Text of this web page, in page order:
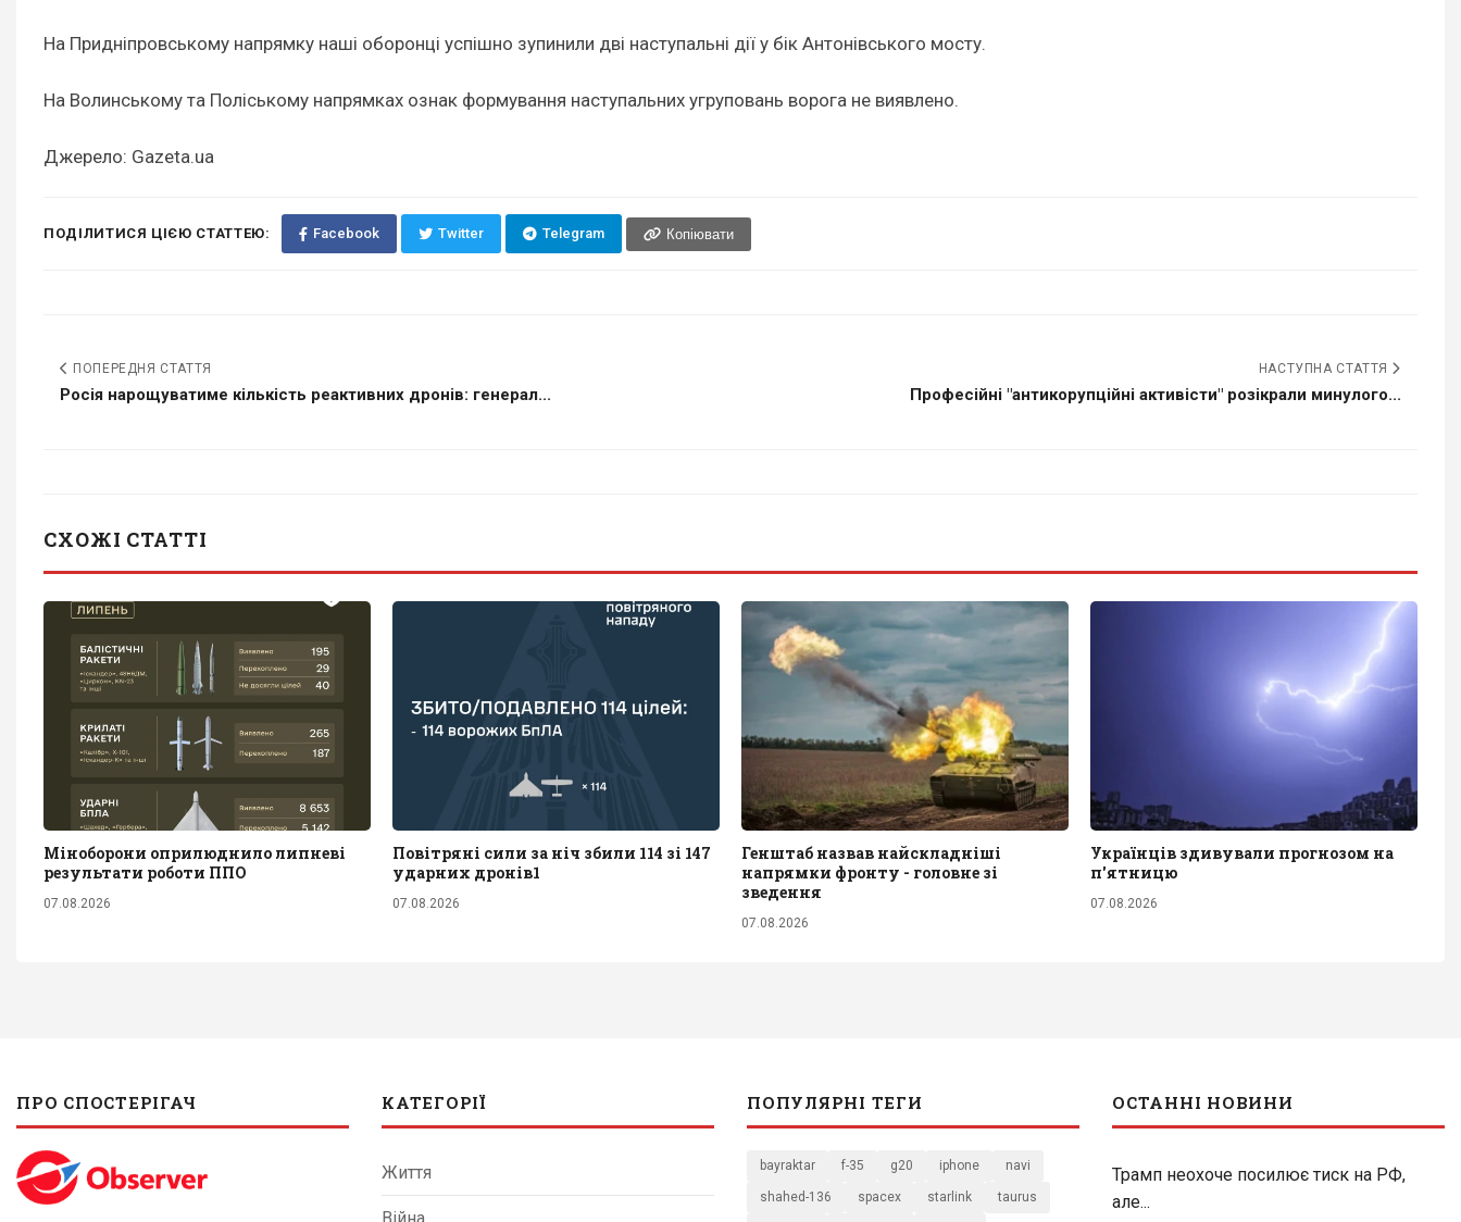
На Придніпровському напрямку наші оборонці успішно зупинили дві наступальні дії у бік Антонівського мосту.
На Волинському та Поліському напрямках ознак формування наступальних угруповань ворога не виявлено.
Джерело: Gazeta.ua
ПОДІЛИТИСЯ ЦІЄЮ СТАТТЕЮ: Facebook Twitter Telegram Копіювати
ПОПЕРЕДНЯ СТАТТЯ
Росія нарощуватиме кількість реактивних дронів: генерал...
НАСТУПНА СТАТТЯ
Професійні "антикорупційні активісти" розікрали минулого...
СХОЖІ СТАТТІ
Міноборони оприлюднило липневі
результати роботи ППО
07.08.2026
Повітряні сили за ніч збили 114 зі 147
ударних дронів1
07.08.2026
Генштаб назвав найскладніші
напрямки фронту - головне зі
зведення
07.08.2026
Українців здивували прогнозом на
п'ятницю
07.08.2026
ПРО СПОСТЕРІГАЧ КАТЕГОРІЇ
Життя
ПОПУЛЯРНІ ТЕГИ
bayraktar f-35 g20 iphone navi
shahed-136 spacex starlink taurus
ОСТАННІ НОВИНИ
Трамп неохоче посилює тиск на РФ,
але...